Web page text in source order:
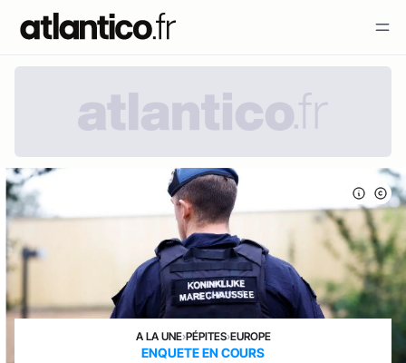
A LA UNE›PÉPITES›EUROPE
ENQUETE EN COURS